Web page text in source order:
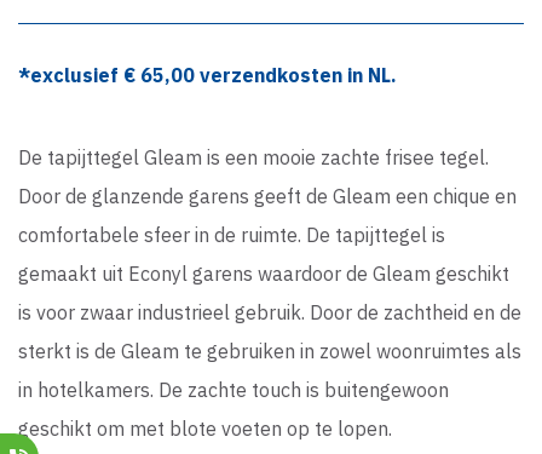
*exclusief € 65,00 verzendkosten in NL.
De tapijttegel Gleam is een mooie zachte frisee tegel.
Door de glanzende garens geeft de Gleam een chique en
comfortabele sfeer in de ruimte. De tapijttegel is
gemaakt uit Econyl garens waardoor de Gleam geschikt
is voor zwaar industrieel gebruik. Door de zachtheid en de
sterkt is de Gleam te gebruiken in zowel woonruimtes als
in hotelkamers. De zachte touch is buitengewoon
geschikt om met blote voeten op te lopen.